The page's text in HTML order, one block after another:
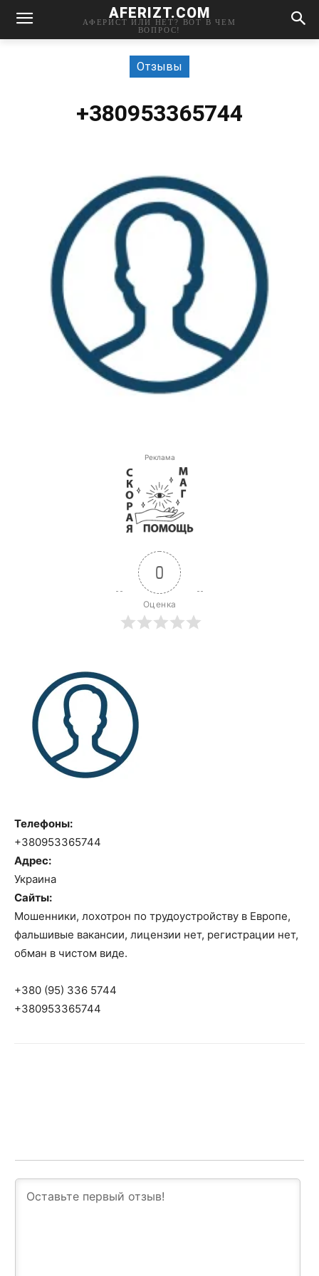
AFERIZT.COM
АФЕРИСТ ИЛИ НЕТ? ВОТ В ЧЕМ
ВОПРОС!
Отзывы
+380953365744
Реклама
0
Оценка
Телефоны:
+380953365744
Адрес:
Украина
Сайты:
Мошенники, лохотрон по трудоустройству в Европе,
фальшивые вакансии, лицензии нет, регистрации нет,
обман в чистом виде.
+380 (95) 336 5744
+380953365744